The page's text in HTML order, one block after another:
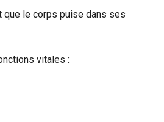
que le corps puise dans ses
vitales :